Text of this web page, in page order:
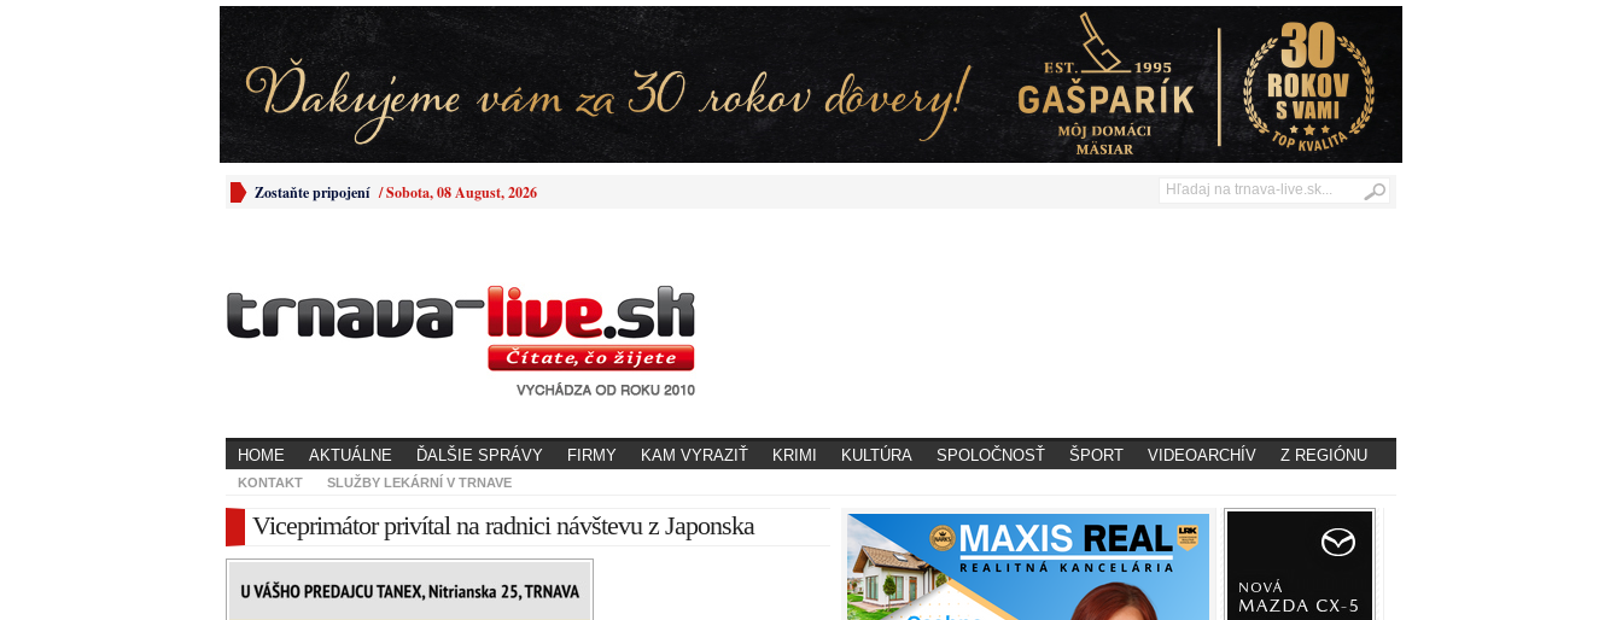
Zostaňte pripojení /Sobota, 08 August, 2026
HOME AKTUÁLNE ĎALŠIE SPRÁVY FIRMY KAM VYRAZIŤ KRIMI KULTÚRA SPOLOČNOSŤ ŠPORT VIDEOARCHÍV Z REGIÓNU
KONTAKT SLUŽBY LEKÁRNÍ V TRNAVE
Viceprimátor privítal na radnici návštevu z Japonska